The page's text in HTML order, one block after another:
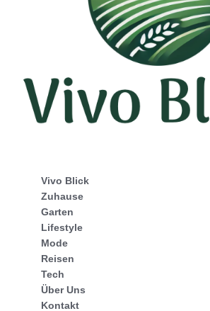
Vivo Blick
Zuhause
Garten
Lifestyle
Mode
Reisen
Tech
Über Uns
Kontakt